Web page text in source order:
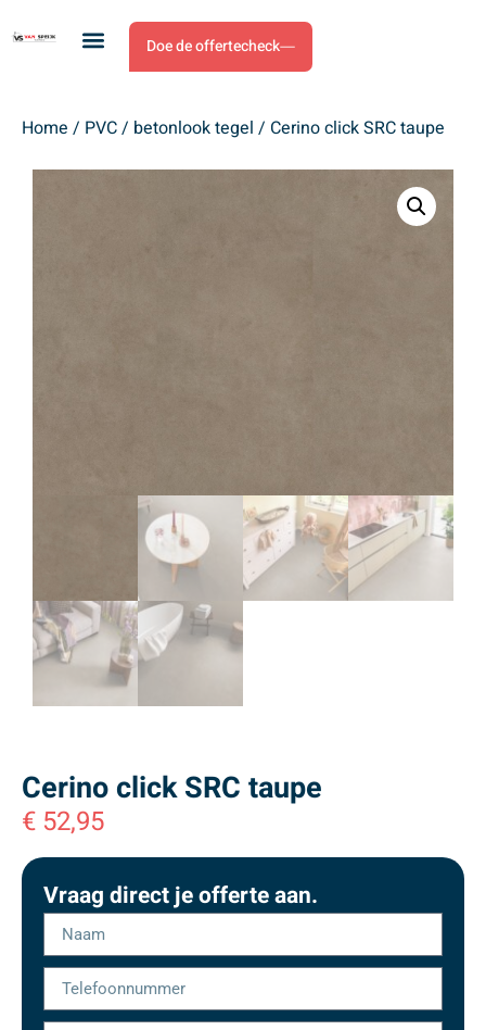
Doe de offertecheck
Home / PVC/ betonlook tegel / Cerino click SRC taupe
Cerino click SRC taupe
€ 52,95
Vraag direct je offerte aan.